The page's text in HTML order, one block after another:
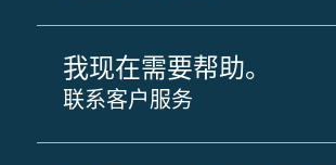
我现在需要帮助。
联系客户服务